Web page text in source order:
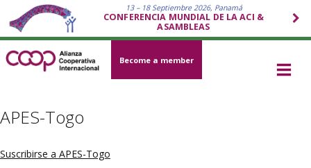
13 – 18 Septiembre 2026, Panamá
CONFERENCIA MUNDIAL DE LA ACI &
ASAMBLEAS
Become a member
APES-Togo
Suscribirse a APES-Togo